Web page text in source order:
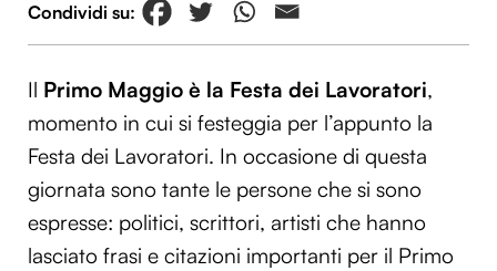
Il Primo Maggio è la Festa dei Lavoratori,
momento in cui si festeggia per l’appunto la
Festa dei Lavoratori. In occasione di questa
giornata sono tante le persone che si sono
espresse: politici, scrittori, artisti che hanno
lasciato frasi e citazioni importanti per il Primo